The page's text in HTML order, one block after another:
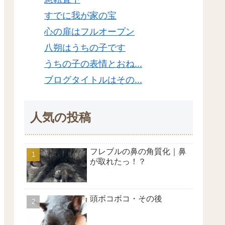
すでに我が家の宝
心の扉はフルオープン
八朔はうちの子です
うちの子の表情とおね...
ブログタイトルはその...
人気の投稿
フレブルの鼻の角質化｜鼻
が取れたっ！？
頭ボコボコ・その後